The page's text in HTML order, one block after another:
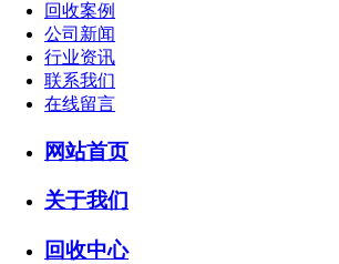
回收案例
公司新闻
行业资讯
联系我们
在线留言
网站首页
关于我们
回收中心